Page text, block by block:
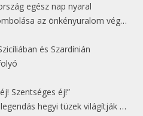
egész nap nyaral
az önkényuralom végét jelentette
és Szardínián
Szentséges éj!”
hegyi tüzek világítják meg Zugspitzét